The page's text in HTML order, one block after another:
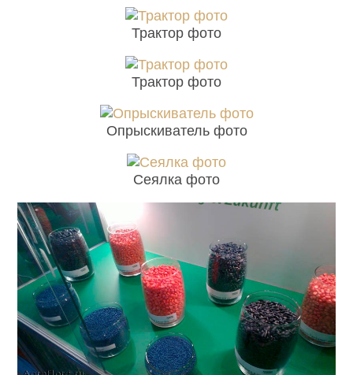
Трактор фото
Трактор фото
Опрыскиватель фото
Сеялка фото